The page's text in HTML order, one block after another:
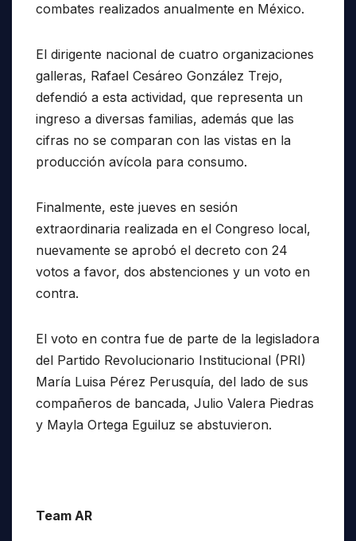
combates realizados anualmente en México.
El dirigente nacional de cuatro organizaciones
galleras, Rafael Cesáreo González Trejo,
defendió a esta actividad, que representa un
ingreso a diversas familias, además que las
cifras no se comparan con las vistas en la
producción avícola para consumo.
Finalmente, este jueves en sesión
extraordinaria realizada en el Congreso local,
nuevamente se aprobó el decreto con 24
votos a favor, dos abstenciones y un voto en
contra.
El voto en contra fue de parte de la legisladora
del Partido Revolucionario Institucional (PRI)
María Luisa Pérez Perusquía, del lado de sus
compañeros de bancada, Julio Valera Piedras
y Mayla Ortega Eguiluz se abstuvieron.
Team AR